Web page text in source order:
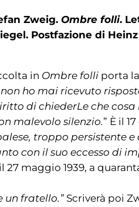
Zweig. Ombre folli.
Postfazione di
in Ombre folli porta
ho mai ricevuto
di chiederLe che
malevolo silenzio.” È il
troppo persistente e
con il suo eccesso di
27 maggio 1939, a
un fratello.” Scriverà poi